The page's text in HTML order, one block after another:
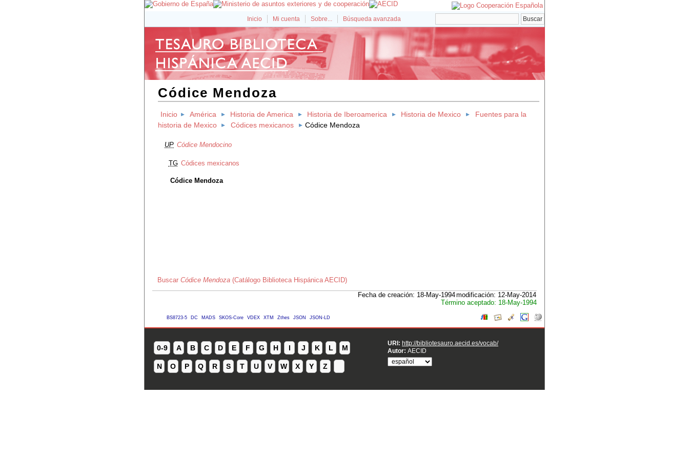
Inicio Mi cuenta Sobre... Búsqueda avanzada
Códice Mendoza
Inicio América Historia de America Historia de Iberoamerica Historia de Mexico
Fuentes para la
historia de Mexico
Códices mexicanos Códice Mendoza
UP Códice Mendocino
TG Códices mexicanos
Códice Mendoza
Buscar Códice Mendoza (Catálogo Biblioteca Hispánica AECID)
Fecha de creación: 18-May-1994modificación: 12-May-2014
Término aceptado: 18-May-1994
BS8723-5 DC MADS SKOS-Core VDEX XTM Zthes JSON JSON-LD
0-9 A B C D E F G H I J K L M
N O P Q R S T U V W X Y Z
URI: http://bibliotesauro.aecid.es/vocab/
Autor: AECID